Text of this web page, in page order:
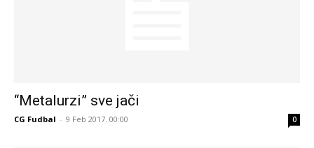
“Metalurzi” sve jači
CG Fudbal - 9 Feb 2017. 00:00 0